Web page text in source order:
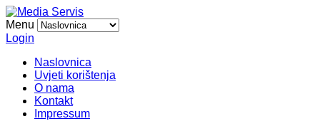
Menu
Login
Naslovnica
Uvjeti korištenja
O nama
Kontakt
Impressum